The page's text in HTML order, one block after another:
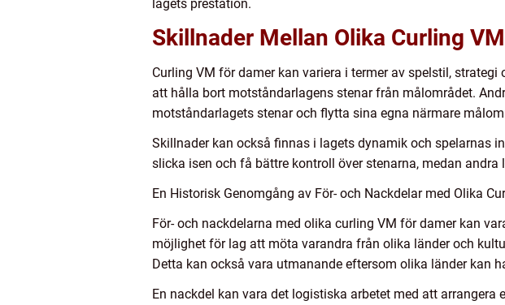
lagets prestation.
Skillnader Mellan Olika Curling
Curling VM för damer kan variera i termer av spelstil,
att hålla bort motståndarlagens stenar från målområdet.
motståndarlagets stenar och flytta sina egna närmare
Skillnader kan också finnas i lagets dynamik och spelarnas
slicka isen och få bättre kontroll över stenarna, medan
En Historisk Genomgång av För- och Nackdelar med Olika
För- och nackdelarna med olika curling VM för damer kan
möjlighet för lag att möta varandra från olika länder och
Detta kan också vara utmanande eftersom olika länder kan
En nackdel kan vara det logistiska arbetet med att